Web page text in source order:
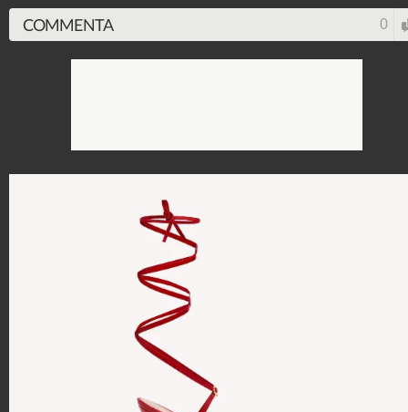
1.515.098.544-1.957 video-138.074 foto
COMMENTA 0